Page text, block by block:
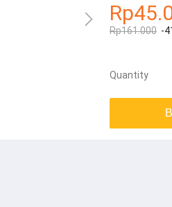
Rp161.000 -
Quantity